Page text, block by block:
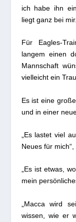
ich habe ihn
liegt ganz bei
Für Eagles-
langem einen
Mannschaft
vielleicht ein
Es ist eine
und in einer
„Es lastet viel
Neues für mich“,
„Es ist etwas,
mein
„Macca wird
wissen, wie er